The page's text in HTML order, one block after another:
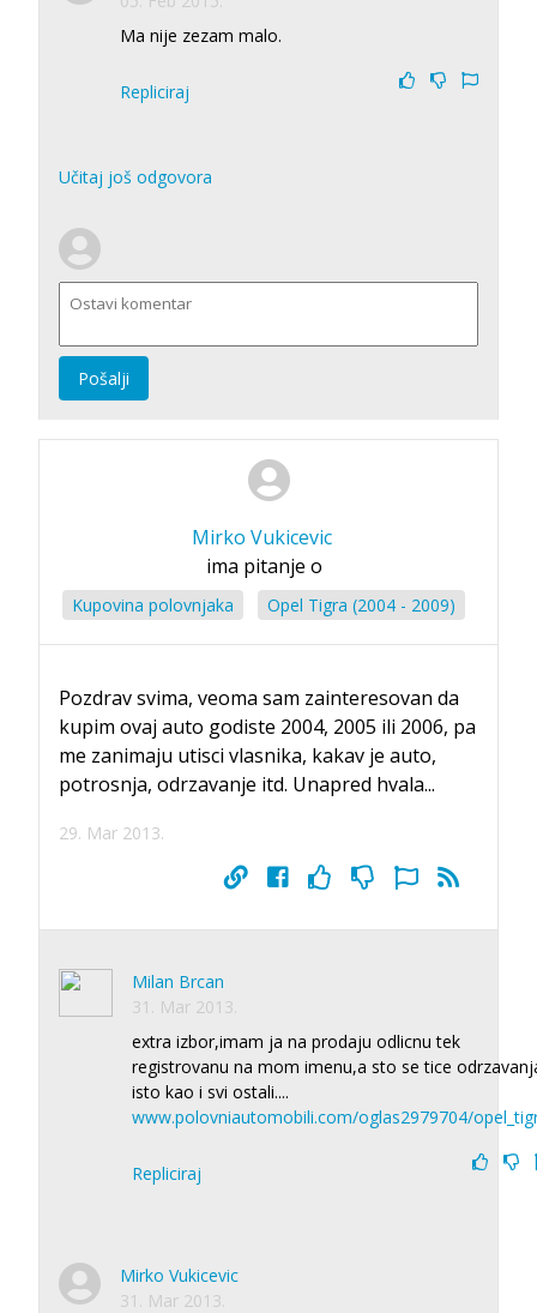
Ma nije zezam malo.
Repliciraj
Učitaj još odgovora
Pošalji
Mirko Vukicevic
ima pitanje o
Kupovina polovnjaka Opel Tigra (2004 - 2009)
Pozdrav svima, veoma sam zainteresovan da
kupim ovaj auto godiste 2004, 2005 ili 2006, pa
me zanimaju utisci vlasnika, kakav je auto,
potrosnja, odrzavanje itd. Unapred hvala...
29. Mar 2013.
Milan Brcan
31. Mar 2013.
extra izbor,imam ja na prodaju odlicnu tek
registrovanu na mom imenu,a sto se tice
isto kao i svi ostali....
www.polovniautomobili.com/oglas2979704/
Repliciraj
Mirko Vukicevic
31. Mar 2013.